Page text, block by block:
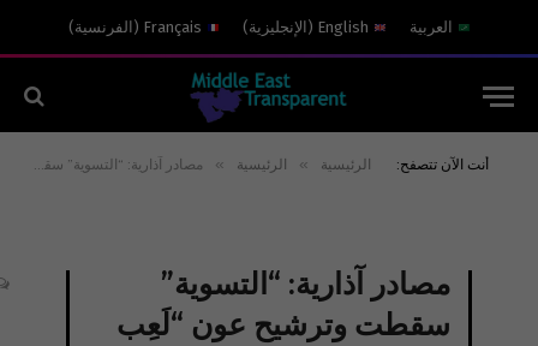
العربية English
( الإنجليزية)
Français
( الفرنسية)
أنت الآن تتصفح: الرئيسية » الرئيسية » مصادر آذارية: “التسوية” سقطت وترشيح عون “لَعِب في الوقت الضائع”!
مصادر آذارية: “التسوية”
سقطت وترشيح عون “لَعِب